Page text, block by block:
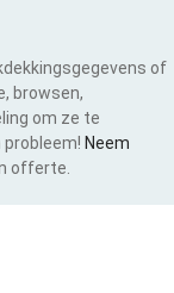
of
browsen,
om ze te
probleem! Neem
offerte.